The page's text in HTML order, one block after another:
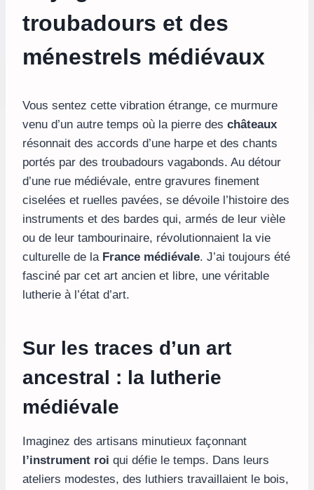
troubadours et des
ménestrels médiévaux
Vous sentez cette vibration étrange, ce murmure
venu d’un autre temps où la pierre des châteaux
résonnait des accords d’une harpe et des chants
portés par des troubadours vagabonds. Au détour
d’une rue médiévale, entre gravures finement
ciselées et ruelles pavées, se dévoile l’histoire des
instruments et des bardes qui, armés de leur vièle
ou de leur tambourinaire, révolutionnaient la vie
culturelle de la France médiévale. J’ai toujours été
fasciné par cet art ancien et libre, une véritable
lutherie à l’état d’art.
Sur les traces d’un art
ancestral : la lutherie
médiévale
Imaginez des artisans minutieux façonnant
l’instrument roi qui défie le temps. Dans leurs
ateliers modestes, des luthiers travaillaient le bois,